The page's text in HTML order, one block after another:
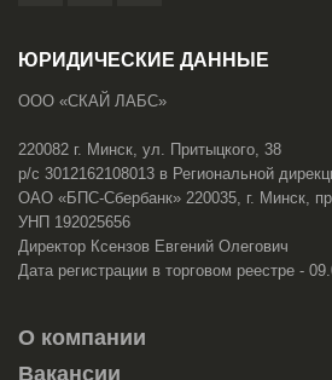
ЮРИДИЧЕСКИЕ ДАННЫЕ
ООО «СКАЙ ЛАБС»
220082 г. Минск, ул. Притыцкого, 38
р/с 3012162108013 в Региональной
ОАО «БПС-Сбербанк» 220035, г. Минск,
УНП 192025656
Директор Ксензов Евгений Олегович
Дата регистрации в торговом реестре -
О компании
Вакансии